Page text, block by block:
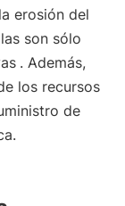
erosión del
son sólo
. Además,
los recursos
de